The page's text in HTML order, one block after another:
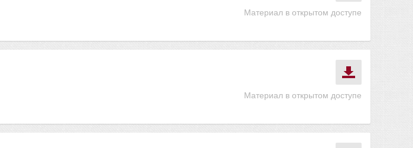
Материал в открытом доступе
Материал в открытом доступе